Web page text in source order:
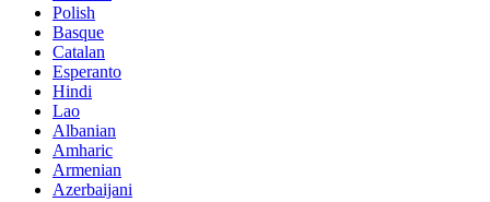
Polish
Basque
Catalan
Esperanto
Hindi
Lao
Albanian
Amharic
Armenian
Azerbaijani